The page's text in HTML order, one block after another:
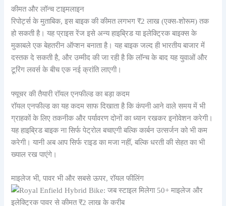
कीमत और लॉन्च टाइमलाइन
रिपोर्ट्स के मुताबिक, इस बाइक की कीमत लगभग ₹2 लाख (एक्स-शोरूम) तक
हो सकती है। यह प्राइस रेंज इसे अन्य हाइब्रिड या इलेक्ट्रिक बाइक्स के
मुकाबले एक बेहतरीन ऑप्शन बनाता है। यह बाइक जल्द ही भारतीय बाजार में
दस्तक दे सकती है, और उम्मीद की जा रही है कि लॉन्च के बाद यह युवाओं और
टूरिंग लवर्स के बीच एक नई क्रांति लाएगी।
फ्यूचर की तैयारी रॉयल एनफील्ड का बड़ा कदम
रॉयल एनफील्ड का यह कदम साफ दिखाता है कि कंपनी आने वाले समय में भी
ग्राहकों के लिए तकनीक और पर्यावरण दोनों का ध्यान रखकर इनोवेशन करेगी।
यह हाइब्रिड बाइक ना सिर्फ पेट्रोल बचाएगी बल्कि कार्बन उत्सर्जन को भी कम
करेगी। यानी अब आप सिर्फ राइड का मजा नहीं, बल्कि धरती की सेहत का भी
ख्याल रख पाएंगे।
माइलेज भी, पावर भी और सबसे ऊपर, रॉयल फीलिंग